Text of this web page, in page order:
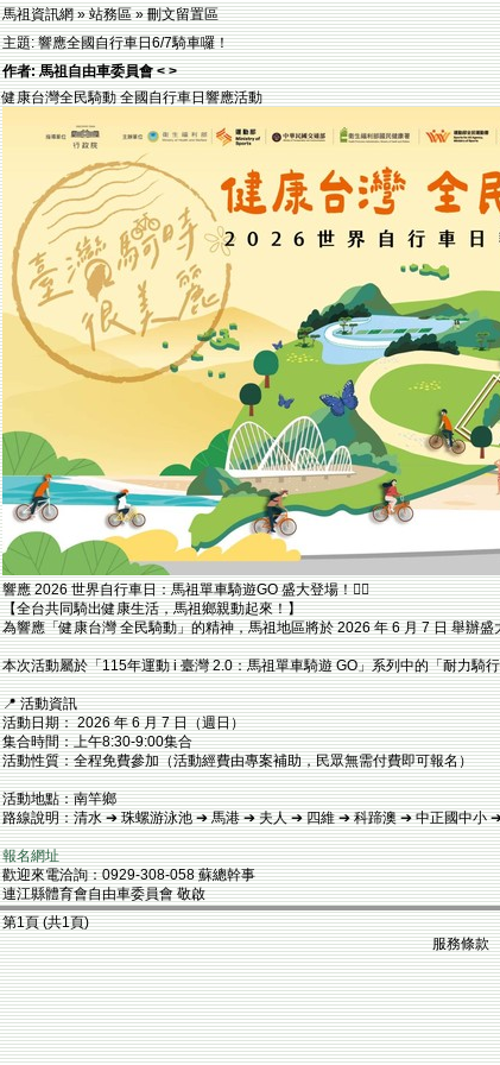
馬祖資訊網 » 站務區 » 刪文留置區
主題: 響應全國自行車日6/7騎車囉！
作者: 馬祖自由車委員會 < >
健康台灣全民騎動 全國自行車日響應活動
響應 2026 世界自行車日：馬祖單車騎遊GO 盛大登場！🚴‍♀️
【全台共同騎出健康生活，馬祖鄉親動起來！】
為響應「健康台灣 全民騎動」的精神，馬祖地區將於 2026 年 6 月 7 日 舉辦
本次活動屬於「115年運動 i 臺灣 2.0：馬祖單車騎遊 GO」系列中的「耐力騎
📍 活動資訊
活動日期： 2026 年 6 月 7 日（週日）
集合時間：上午8:30-9:00集合
活動性質：全程免費參加（活動經費由專案補助，民眾無需付費即可報名）
活動地點：南竿鄉
路線說明：清水 ➔ 珠螺游泳池 ➔ 馬港 ➔ 夫人 ➔ 四維 ➔ 科蹄澳 ➔ 中正國中小
報名網址
歡迎來電洽詢：0929-308-058 蘇總幹事
連江縣體育會自由車委員會 敬啟
第1頁 (共1頁)
服務條